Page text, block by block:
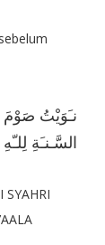
نـَوَيْتُ صَوْمَ
السَّـنـَةِ
SYAHRI